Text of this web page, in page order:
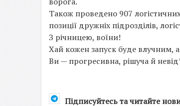
Також проведено 907
позиції дружніх підрозділів,
З річницею, воїни!
Хай кожен запуск буде влучним,
Ви — прогресивна, рішуча й
Підписуйтесь та читайте